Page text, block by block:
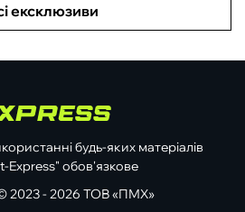
ексклюзиви
будь-яких матеріалів
Express" обов'язкове
© 2023 - 2026 ТОВ «ПМХ»